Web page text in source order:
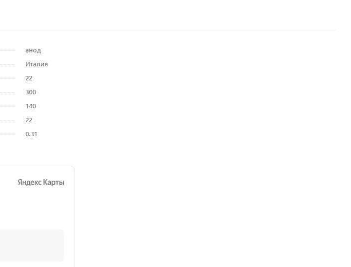
анод
Италия
22
300
140
22
0.31